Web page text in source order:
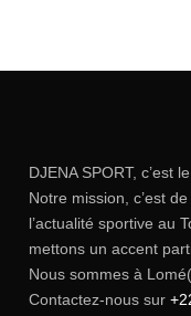
DJENA SPORT, c’est
Notre mission, c’est
l’actualité sportive au
mettons un accent
Nous sommes à
Contactez-nous sur